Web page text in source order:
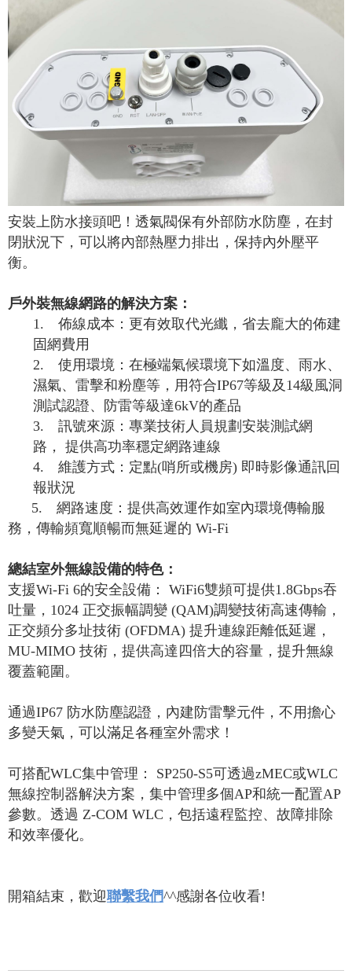
安裝上防水接頭吧！透氣閥保有外部防水防塵，在封
閉狀況下，可以將內部熱壓力排出，保持內外壓平
衡。
戶外裝無線網路的解決方案 ：
1.
佈線成本：更有效取代光纖，省去龐大的佈建
固網費用
2.
使用環境：在極端氣候環境下如溫度、雨水、
濕氣、雷擊和粉塵等，用符合IP67等級及 14級風洞
測試認證、防雷等級達6kV的產品
3.
訊號來源：專業技術人員規劃安裝測試網
路，
提供高功率穩定網路連線
4.
維護方式：定點(哨所或機房) 即時影像通訊回
報狀況
5.
網路速度：提供高效運作如室內環境傳輸服
務，傳輸頻寬順暢而無延遲的 Wi-Fi
總結室外無線設備的特色：
支援Wi-Fi 6的安全設備： WiFi6雙頻可提供1.8Gbps吞
吐量， 1024 正交振幅調變 (QAM)調變技術高速傳輸，
正交頻分多址技術 (OFDMA) 提升連線距離低延遲，
MU-MIMO 技術，提供高達四倍大的容量，提升無線
覆蓋範圍。
通過IP67 防水防塵認證，內建防雷擊元件，不用擔心
多變天氣，可以滿足各種室外需求！
可搭配WLC集中管理： SP250-S5可透過zMEC或WLC
無線控制器解決方案，集中管理多個AP和統一配置AP
參數。透過 Z-COM WLC ，包括遠程監控、故障排除
和效率優化。
開箱結束，歡迎聯繫我們^^感謝各位收看!